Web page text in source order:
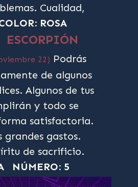
Cualidad,
ROSA
ESCORPIÓN
22) Podrás
de algunos
Algunos de tus
y todo se
satisfactoria.
grandes gastos.
de sacrificio.
NÚMERO: 5